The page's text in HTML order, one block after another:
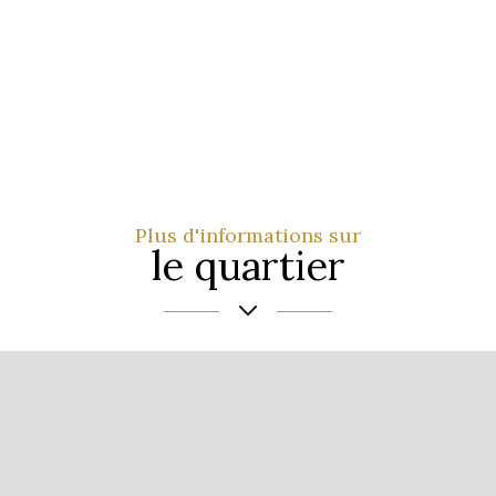
Plus d'informations sur
le quartier